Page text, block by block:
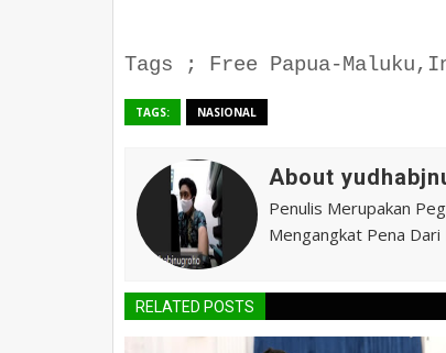
Tags ; Free Papua-
TAGS: NASIONAL
About
Penulis Merupakan
Mengangkat Pena
RELATED POSTS